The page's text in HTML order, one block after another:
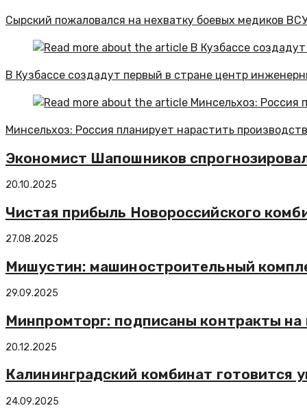
Сырский пожаловался на нехватку боевых медиков
В Кузбассе создадут первый в стране центр
Минсельхоз: Россия планирует нарастить
Экономист Шапошников
20.10.2025
Чистая прибыль Новороссийского
27.08.2025
Мишустин: машиностроительный
29.09.2025
Минпромторг: подписаны контракты
20.12.2025
Калининградский комбинат готовится
24.09.2025